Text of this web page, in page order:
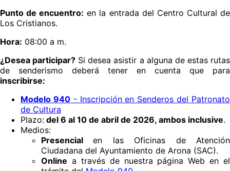
Punto de encuentro: en la entrada del Centro Cultural de
Los Cristianos.
Hora: 08:00 a m.
¿Desea participar? Si desea asistir a alguna de estas rutas
de senderismo deberá tener en cuenta que para
inscribirse:
Modelo 940- Inscripción en Senderos del Patronato
de Cultura
Plazo: del 6 al 10 de abril de 2026, ambos inclusive.
Medios:
Presencialen las Oficinas de Atención
Ciudadana del Ayuntamiento de Arona (SAC).
Online a través de nuestra página Web en el